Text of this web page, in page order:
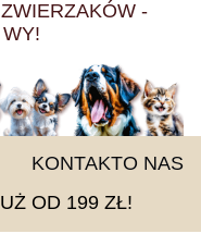
-
KONTAKTO NAS
OD 199 ZŁ!